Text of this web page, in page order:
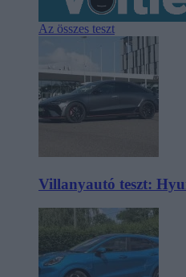
Az összes teszt
Villanyautó teszt: